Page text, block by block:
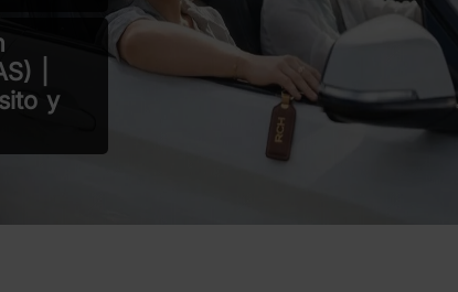
|
y